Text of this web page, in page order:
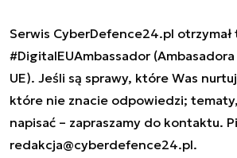
Serwis CyberDefence24.pl otrzymał
#DigitalEUAmbassador
UE). Jeśli są sprawy, które Was
które nie znacie odpowiedzi;
napisać – zapraszamy do kontaktu.
redakcja@cyberdefence24.pl.